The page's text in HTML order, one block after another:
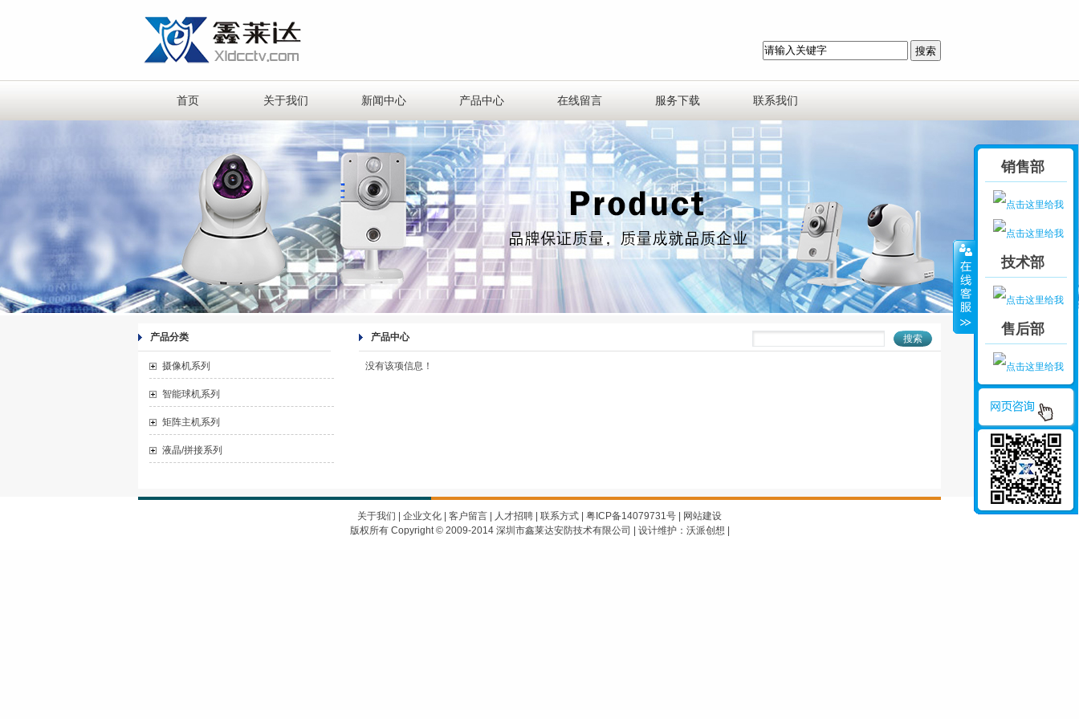
首页 关于我们 新闻中心 产品中心 在线留言 服务下载 联系我们
产品分类
摄像机系列
智能球机系列
矩阵主机系列
液晶/拼接系列
产品中心
没有该项信息！
关于我们 企业文化 客户留言 人才招聘 联系方式 粤ICP备14079731号
网站建设
版权所有 Copyright © 2009-2014 深圳市鑫莱达安防技术有限公司 | 设计维护：沃派创想
销售部
技术部
售后部